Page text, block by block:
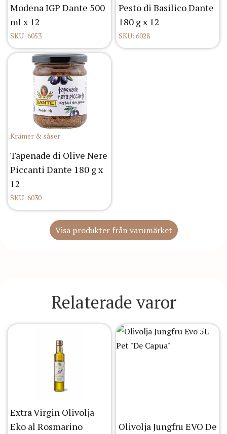
Modena IGP Dante 500
ml x 12
SKU: 6053
Pesto di Basilico Dante
180 g x 12
SKU: 6028
Krämer & såser
Tapenade di Olive Nere
Piccanti Dante 180 g x
12
SKU: 6030
Visa produkter från varumärket
Relaterade varor
Extra Virgin Olivolja
Eko al Rosmarino
Olivolja Jungfru EVO De